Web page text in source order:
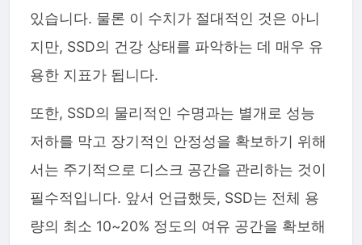
있습니다. 물론 이 수치가 절대적인 것은 아니
지만, SSD의 건강 상태를 파악하는 데 매우 유
용한 지표가 됩니다.
또한, SSD의 물리적인 수명과는 별개로 성능
저하를 막고 장기적인 안정성을 확보하기 위해
서는 주기적으로 디스크 공간을 관리하는 것이
필수적입니다. 앞서 언급했듯, SSD는 전체 용
량의 최소 10~20% 정도의 여유 공간을 확보해